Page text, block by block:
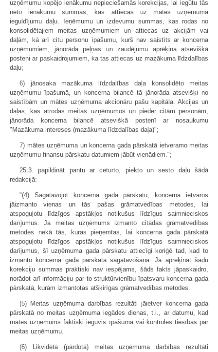
uzņēmumu kopējo ienākumu nepieciešamās korekcijas, lai iegūtu tās
neto ienākumu summas, kas attiecas uz mātes uzņēmuma
ieguldījumu daļu. Ieņēmumu un izdevumu summas, kas rodas no
konsolidētajiem meitas uzņēmumiem un attiecas uz akcijām vai
daļām, kā arī citu personu īpašumu, kurš nav saistīts ar koncerna
uzņēmumiem, jānorāda peļņas un zaudējumu aprēķina atsevišķā
posteni ar paskaidrojumiem, ka tas attiecas uz mazākuma līdzdalības
daļu;
6) jānosaka mazākuma līdzdalības daļa konsolidēto meitas
uzņēmumu īpašumā, un koncerna bilancē tā jānorāda atsevišķi no
saistībām un mātes uzņēmuma akcionāru pašu kapitāla. Akcijas un
daļas, kas atrodas meitas uzņēmumos un pieder citām personām,
jānorāda koncerna bilancē atsevišķā postenī ar nosaukumu
"Mazākuma intereses (mazākuma līdzdalības daļa)";
7) mātes uzņēmuma un koncerna gada pārskatā ietveramo meitas
uzņēmumu finansu pārskatu datumiem jābūt vienādiem.";
25.3. papildināt pantu ar ceturto, piekto un sesto daļu šādā
redakcijā:
"(4) Sagatavojot koncerna gada pārskatu, koncerna ietvaros
jāizmanto vienas un tās pašas grāmatvedības metodes, lai
atspoguļotu līdzīgos apstākļos notikušus līdzīgus saimnieciskos
darījumus. Ja meitas uzņēmums izmanto citādas grāmatvedības
metodes nekā tās, kuras pieņemtas, lai koncerna gada pārskatā
atspoguļotu līdzīgos apstākļos notikušus līdzīgus saimnieciskos
darījumus, šī uzņēmuma gada pārskatu attiecīgi koriģē tad, kad to
izmanto koncerna gada pārskata sagatavošanā. Ja aprēķināt šādu
korekciju summas praktiski nav iespējams, šāds fakts jāpaskaidro,
norādot arī informāciju par to struktūrvienību īpatsvaru koncerna gada
pārskatā, kurām izmantotas atšķirīgas grāmatvedības metodes.
(5) Meitas uzņēmuma darbības rezultāti jāietver koncerna gada
pārskatā no meitas uzņēmuma iegādes dienas, t.i., ar datumu, kad
mātes uzņēmums faktiski ieguvis īpašuma vai kontroles tiesības pār
meitas uzņēmumu.
(6) Likvidētā (pārdotā) meitas uzņēmuma darbības rezultāti